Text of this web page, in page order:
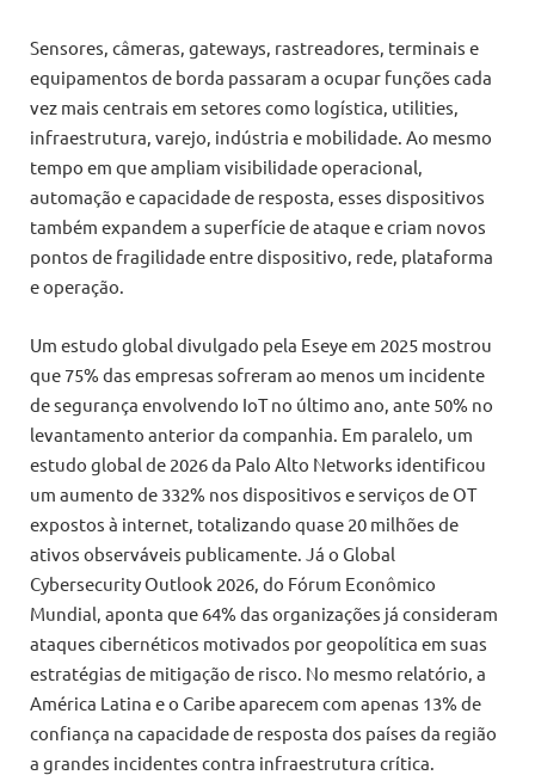
Sensores, câmeras, gateways, rastreadores, terminais e
equipamentos de borda passaram a ocupar funções cada
vez mais centrais em setores como logística, utilities,
infraestrutura, varejo, indústria e mobilidade. Ao mesmo
tempo em que ampliam visibilidade operacional,
automação e capacidade de resposta, esses dispositivos
também expandem a superfície de ataque e criam novos
pontos de fragilidade entre dispositivo, rede, plataforma
e operação.
Um estudo global divulgado pela Eseye em 2025 mostrou
que 75% das empresas sofreram ao menos um incidente
de segurança envolvendo IoT no último ano, ante 50% no
levantamento anterior da companhia. Em paralelo, um
estudo global de 2026 da Palo Alto Networks identificou
um aumento de 332% nos dispositivos e serviços de OT
expostos à internet, totalizando quase 20 milhões de
ativos observáveis publicamente. Já o Global
Cybersecurity Outlook 2026, do Fórum Econômico
Mundial, aponta que 64% das organizações já consideram
ataques cibernéticos motivados por geopolítica em suas
estratégias de mitigação de risco. No mesmo relatório, a
América Latina e o Caribe aparecem com apenas 13% de
confiança na capacidade de resposta dos países da região
a grandes incidentes contra infraestrutura crítica.